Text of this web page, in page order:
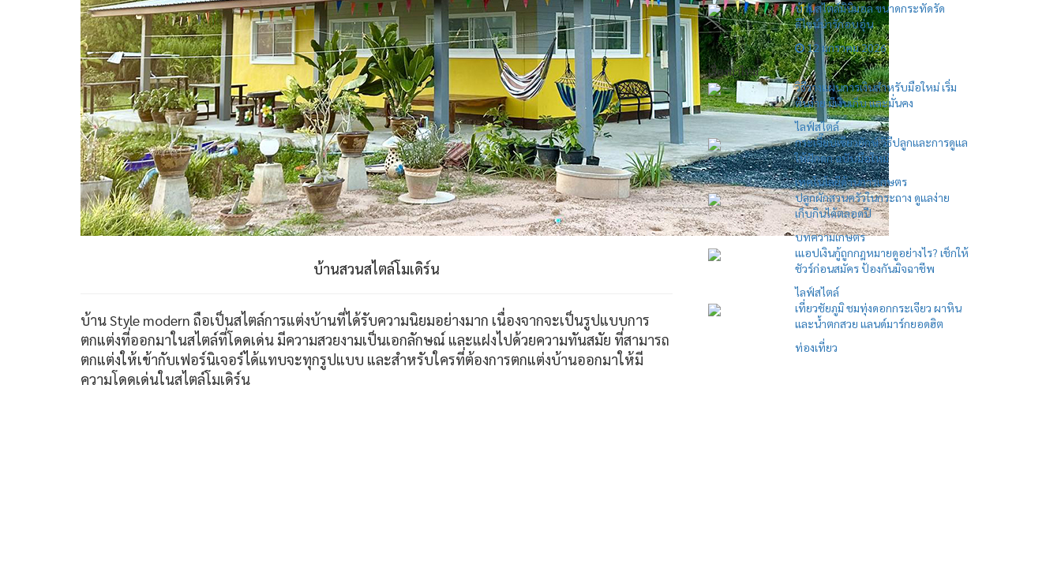
บ้านสวนสไตล์โมเดิร์น
บ้าน Style modern ถือเป็นสไตล์การแต่งบ้านที่ได้รับความนิยมอย่างมาก เนื่องจากจะเป็นรูปแบบการ
ตกแต่งที่ออกมาในสไตล์ที่โดดเด่น มีความสวยงามเป็นเอกลักษณ์ และแฝงไปด้วยความทันสมัย ที่สามารถ
ตกแต่งให้เข้ากับเฟอร์นิเจอร์ได้แทบจะทุกรูปแบบ และสำหรับใครที่ต้องการตกแต่งบ้านออกมาให้มี
ความโดดเด่นในสไตล์โมเดิร์น
บ้านสไตล์มินิมอล ขนาดกระทัดรัด
ดีไซน์น่ารักอบอุ่น
12 มกราคม 2026
เรื่องมาใหม่
วิธีวางแผนการเงินสำหรับมือใหม่ เริ่ม
ต้นง่าย มีเงินเก็บ และมั่นคง
ไลฟ์สไตล์
กระเจี๊ยบเขียวยักษ์ วิธีปลูกและการดูแล
ให้ฝักดก ฉบับมือใหม่
เทคโนโลยีด้านการเกษตร
ปลูกผักสวนครัวในกระถาง ดูแลง่าย
เก็บกินได้ตลอดปี
บทความเกษตร
เแอปเงินกู้ถูกกฎหมายดูอย่างไร? เช็กให้
ชัวร์ก่อนสมัคร ป้องกันมิจฉาชีพ
ไลฟ์สไตล์
เที่ยวชัยภูมิ ชมทุ่งดอกกระเจียว ผาหิน
และน้ำตกสวย แลนด์มาร์กยอดฮิต
ท่องเที่ยว